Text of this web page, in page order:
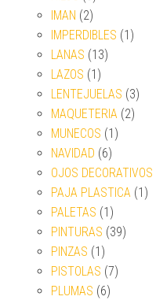
IMAN (2)
IMPERDIBLES (1)
LANAS (13)
LAZOS (1)
LENTEJUELAS (3)
MAQUETERIA (2)
MUNECOS (1)
NAVIDAD (6)
OJOS DECORATIVOS
PAJA PLASTICA (1)
PALETAS (1)
PINTURAS (39)
PINZAS (1)
PISTOLAS (7)
PLUMAS (6)